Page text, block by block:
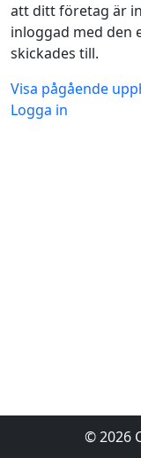
att ditt företag är
inloggad med den
skickades till.
Visa pågående
Logga in
© 2026